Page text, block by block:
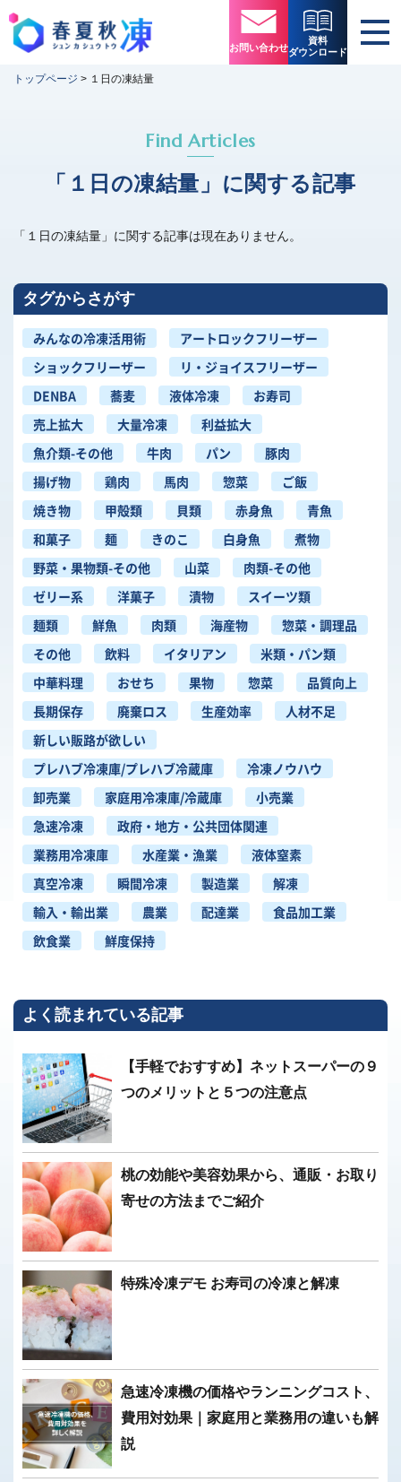
お問い合わせ
資料
ダウンロード
トップページ > １日の凍結量
Find Articles
「１日の凍結量」に関する記事
「１日の凍結量」に関する記事は現在ありません。
タグからさがす
みんなの冷凍活用術
アートロックフリーザー
ショックフリーザー
リ・ジョイスフリーザー
DENBA
蕎麦 液体冷凍
お寿司
売上拡大
大量冷凍
利益拡大
魚介類-その他
牛肉 パン
豚肉
揚げ物
鶏肉 馬肉 惣菜
ご飯
焼き物
甲殻類 貝類 赤身魚
青魚
和菓子
麺 きのこ 白身魚
煮物
野菜・果物類-その他
山菜
肉類-その他
ゼリー系
洋菓子 漬物
スイーツ類
麺類
鮮魚 肉類 海産物
惣菜・調理品
その他
飲料 イタリアン
米類・パン類
中華料理
おせち 果物 惣菜
品質向上
長期保存
廃棄ロス 生産効率
人材不足
新しい販路が欲しい
プレハブ冷凍庫/プレハブ冷蔵庫
冷凍ノウハウ
卸売業
家庭用冷凍庫/冷蔵庫
小売業
急速冷凍
政府・地方・公共団体関連
業務用冷凍庫
水産業・漁業
液体窒素
真空冷凍
瞬間冷凍 製造業
解凍
輸入・輸出業
農業 配達業
食品加工業
飲食業
鮮度保持
よく読まれている記事
【手軽でおすすめ】ネットスーパーの９
つのメリットと５つの注意点
桃の効能や美容効果から、通販・お取り
寄せの方法までご紹介
特殊冷凍デモ お寿司の冷凍と解凍
急速冷凍機の価格やランニングコスト、
費用対効果｜家庭用と業務用の違いも解
説